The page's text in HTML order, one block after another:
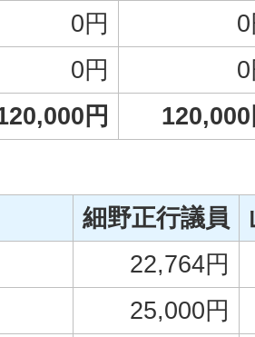
0円
0円
円
細野正行議員
22,764円
25,000円